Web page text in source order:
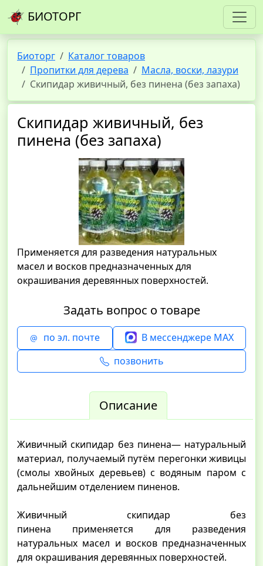
БИОТОРГ
Биоторг
Каталог товаров
Пропитки для дерева
Масла, воски, лазури
Скипидар живичный, без пинена (без запаха)
Скипидар живичный, без
пинена (без запаха)
Применяется для разведения натуральных
масел и восков предназначенных для
окрашивания деревянных поверхностей.
Задать вопрос о товаре
по эл. почте
В мессенджере MAX
позвонить
Описание
Живичный скипидар без пинена― натуральный
материал, получаемый путём перегонки живицы
(смолы хвойных деревьев) с водяным паром с
дальнейшим отделением пиненов.
Живичный скипидар без
пинена применяется для разведения
натуральных масел и восков предназначенных
для окрашивания деревянных поверхностей.